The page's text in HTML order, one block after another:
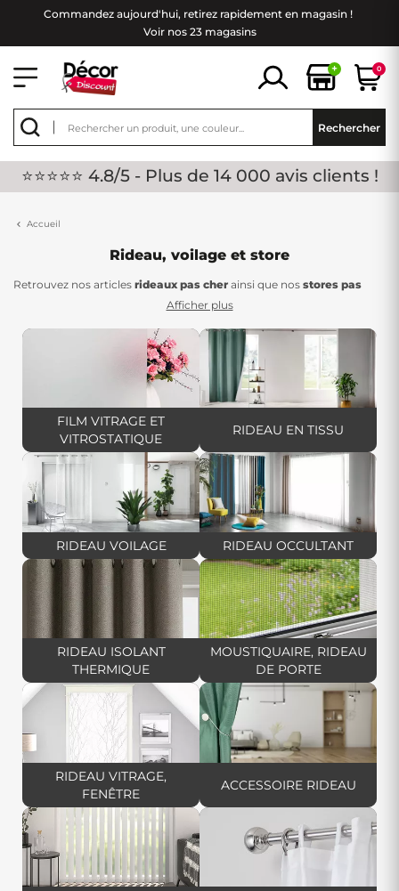
Commandez aujourd'hui, retirez rapidement en magasin !
Voir nos 23 magasins
+ 0
Rechercher
⭐⭐⭐⭐⭐ 4.8/5 - Plus de 14 000 avis clients !
Accueil
Rideau, voilage et store
Retrouvez nos articles rideaux pas cher ainsi que nos stores pas
chez Décor Discount. Ces produits sont des accessoires décos
ainsi de créer l'ambiance de la pièce en fonction de leurs matières :
pour une lumière douce et tamisante, les rideaux
occultant pour occulter la lumière, les rideaux thermique pour se
protéger du chaud ou du froid.
Explorez notre vaste assortiment de rideaux
d'installation chez Décor Discount. Découvrez une variété d'options
pour personnaliser vos fenêtres, décorer un mur ou même séparer
une pièce selon vos envies et besoins. Notre large sélection vous
permet de trouver des solutions esthétiques et fonctionnelles pour
chaque espace de votre maison.
Découvrez le rideau pas cher par excellence, ainsi qu'une large
gamme de tringles à rideaux. Que vous recherchiez unrideau court
rideau grande largeur , un rideau bohème, unrideau vert d'eau
ou unrideau gris clair, vous trouverez le modèle idéal pour votre
intérieur ici !
Chez Décor Discount, nous mettons l'accent sur la diversité de nos
rideaux et stores, offrant des choix adaptés à tous les goûts et toutes
les exigences. Nos accessoires d'installation garantissent une pose
facile et sécurisée, simplifiant ainsi le processus d'embellissement de
vos espaces.
Nos produits apportent unetouche personnalisée à votre maison.
N'attendez plus pour donner vie à vos idées de décoration. Faites
votre choix parmi notre large sélection chez Décor Discount et
embellissez votre maison avec style grâce à nos rideaux et stores !
Afficher plus
FILM VITRAGE ET
VITROSTATIQUE
RIDEAU EN TISSU
RIDEAU VOILAGE RIDEAU OCCULTANT
RIDEAU ISOLANT
THERMIQUE
MOUSTIQUAIRE, RIDEAU
DE PORTE
RIDEAU VITRAGE,
FENÊTRE
ACCESSOIRE RIDEAU